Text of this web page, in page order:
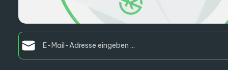
E-Mail-Adresse*